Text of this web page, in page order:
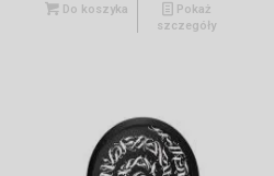
Do koszyka
Pokaż
szczegóły